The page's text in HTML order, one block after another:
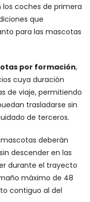
los coches de primera
que
para las mascotas
por formación,
cuya duración
de viaje, permitiendo
trasladarse sin
de terceros.
deberán
descender en las
durante el trayecto
máximo de 48
contiguo al del